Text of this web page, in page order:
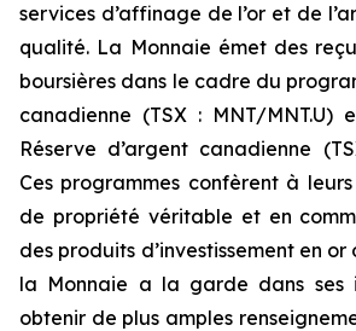
services d’affinage de l’or et de
qualité. La Monnaie émet des
boursières dans le cadre du
canadienne (TSX : MNT/MNT.U)
Réserve d’argent canadienne
Ces programmes confèrent à
de propriété véritable et en
des produits d’investissement en
la Monnaie a la garde dans ses
obtenir de plus amples